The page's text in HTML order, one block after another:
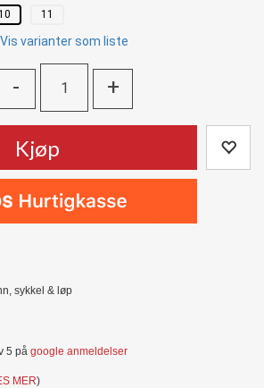
11
Vis varianter som liste
- +
Kjøp
sykkel & løp
5 på google anmeldelser
MER)